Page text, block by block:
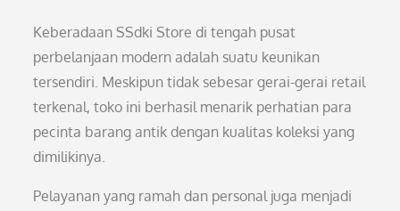
Keberadaan SSdki Store di tengah pusat
perbelanjaan modern adalah suatu keunikan
tersendiri. Meskipun tidak sebesar gerai-gerai retail
terkenal, toko ini berhasil menarik perhatian para
pecinta barang antik dengan kualitas koleksi yang
dimilikinya.
Pelayanan yang ramah dan personal juga menjadi